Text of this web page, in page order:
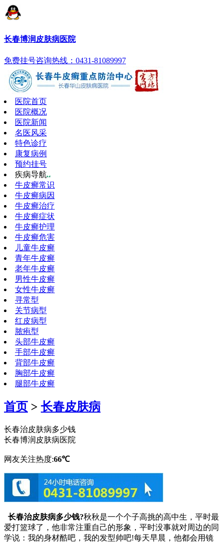
长春博润皮肤病医院
免费挂号咨询热线：0431-81089997
医院首页
医院概况
医院新闻
名医风采
特色诊疗
康复病例
预约挂号
疾病导航
牛皮癣常识
牛皮癣病因
牛皮癣治疗
牛皮癣症状
牛皮癣护理
牛皮癣危害
儿童牛皮癣
青年牛皮癣
老年牛皮癣
男性牛皮癣
女性牛皮癣
寻常型
关节病型
红皮病型
脓疱型
头部牛皮癣
手部牛皮癣
背部牛皮癣
胸部牛皮癣
腿部牛皮癣
首页 > 长春皮肤病
长春治皮肤病多少钱
长春博润皮肤病医院
网友关注热度:66℃
长春治皮肤病多少钱?秋秋是一个个子高挑的高中生，平时最
爱打篮球了，他非常注重自己的形象，平时没事就对周边的同
学说：我的身材酷吧，我的发型帅吧!每天早晨，他都会用镜